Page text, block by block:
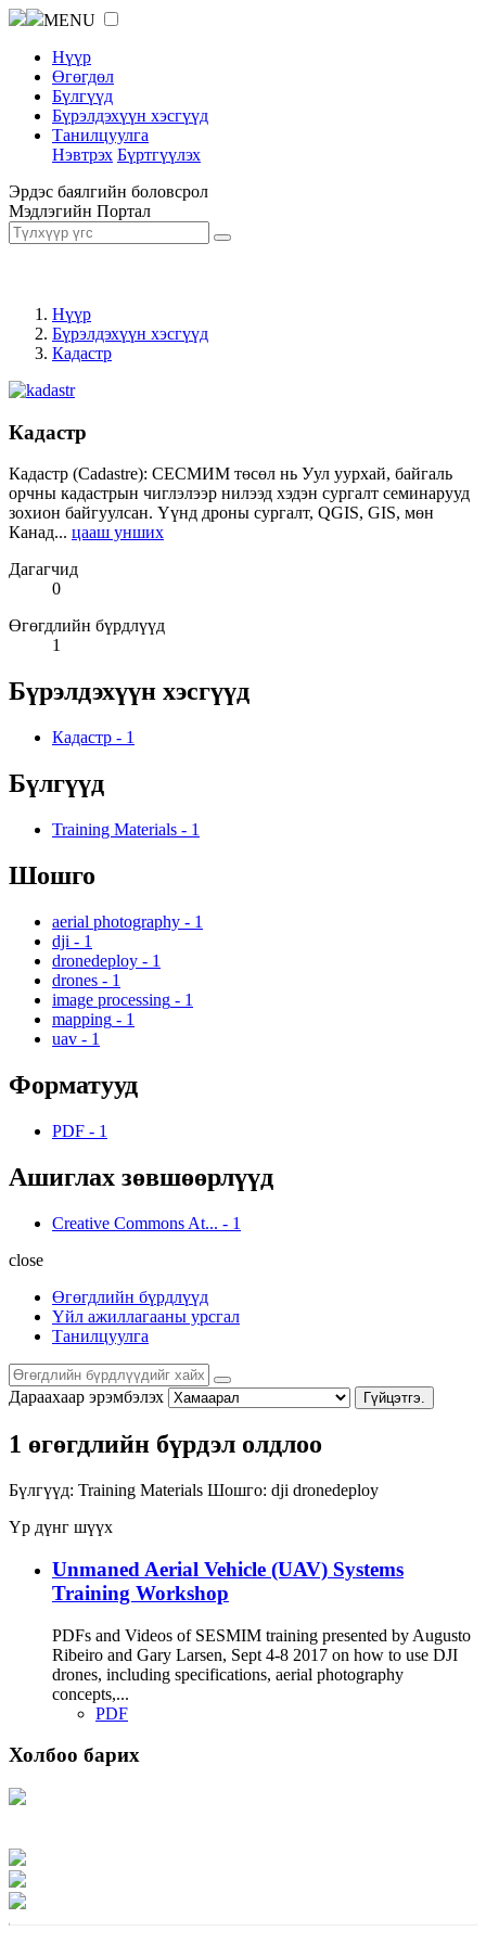
MENU
Нүүр
Өгөгдөл
Бүлгүүд
Бүрэлдэхүүн хэсгүүд
Танилцуулга
Нэвтрэх Бүртгүүлэх
Эрдэс баялгийн боловсрол
Мэдлэгийн Портал
Нүүр
Бүрэлдэхүүн хэсгүүд
Кадастр
Кадастр
Кадастр (Cadastre): СЕСМИМ төсөл нь Уул уурхай, байгаль
орчны кадастрын чиглэлээр нилээд хэдэн сургалт семинарууд
зохион байгуулсан. Үүнд дроны сургалт, QGIS, GIS, мөн
Канад... цааш унших
Дагагчид
0
Өгөгдлийн бүрдлүүд
1
Бүрэлдэхүүн хэсгүүд
Кадастр - 1
Бүлгүүд
Training Materials - 1
Шошго
aerial photography - 1
dji - 1
dronedeploy - 1
drones - 1
image processing - 1
mapping - 1
uav - 1
Форматууд
PDF - 1
Ашиглах зөвшөөрлүүд
Creative Commons At... - 1
close
Өгөгдлийн бүрдлүүд
Үйл ажиллагааны урсгал
Танилцуулга
Дараахаар эрэмбэлэх Гүйцэтгэ.
1 өгөгдлийн бүрдэл олдлоо
Бүлгүүд: Training Materials Шошго: dji dronedeploy
Үр дүнг шүүх
Unmaned Aerial Vehicle (UAV) Systems
Training Workshop
PDFs and Videos of SESMIM training presented by Augusto
Ribeiro and Gary Larsen, Sept 4-8 2017 on how to use DJI
drones, including specifications, aerial photography
concepts,...
PDF
Холбоо барих